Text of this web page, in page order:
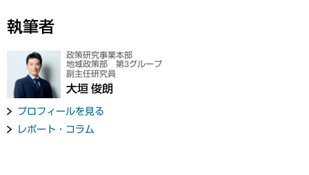
執筆者
政策研究事業本部
地域政策部 第3グループ
副主任研究員
大垣 俊朗
プロフィールを見る
レポート・コラム